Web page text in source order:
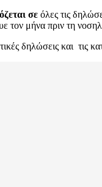
σε όλες τις
μήνα πριν τη
δηλώσεις και